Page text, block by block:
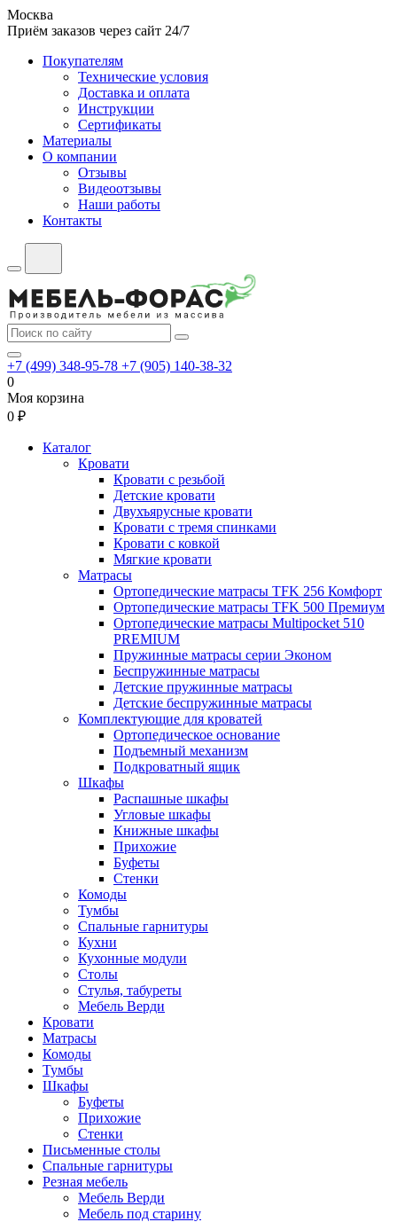
Москва
Приём заказов через сайт 24/7
Покупателям
Технические условия
Доставка и оплата
Инструкции
Сертификаты
Материалы
О компании
Отзывы
Видеоотзывы
Наши работы
Контакты
+7 (499) 348-95-78 +7 (905) 140-38-32
0
Моя корзина
0 ₽
Каталог
Кровати
Кровати с резьбой
Детские кровати
Двухъярусные кровати
Кровати с тремя спинками
Кровати с ковкой
Мягкие кровати
Матрасы
Ортопедические матрасы TFK 256 Комфорт
Ортопедические матрасы TFK 500 Премиум
Ортопедические матрасы Multipocket 510
PREMIUM
Пружинные матрасы серии Эконом
Беспружинные матрасы
Детские пружинные матрасы
Детские беспружинные матрасы
Комплектующие для кроватей
Ортопедическое основание
Подъемный механизм
Подкроватный ящик
Шкафы
Распашные шкафы
Угловые шкафы
Книжные шкафы
Прихожие
Буфеты
Стенки
Комоды
Тумбы
Спальные гарнитуры
Кухни
Кухонные модули
Столы
Стулья, табуреты
Мебель Верди
Кровати
Матрасы
Комоды
Тумбы
Шкафы
Буфеты
Прихожие
Стенки
Письменные столы
Спальные гарнитуры
Резная мебель
Мебель Верди
Мебель под старину